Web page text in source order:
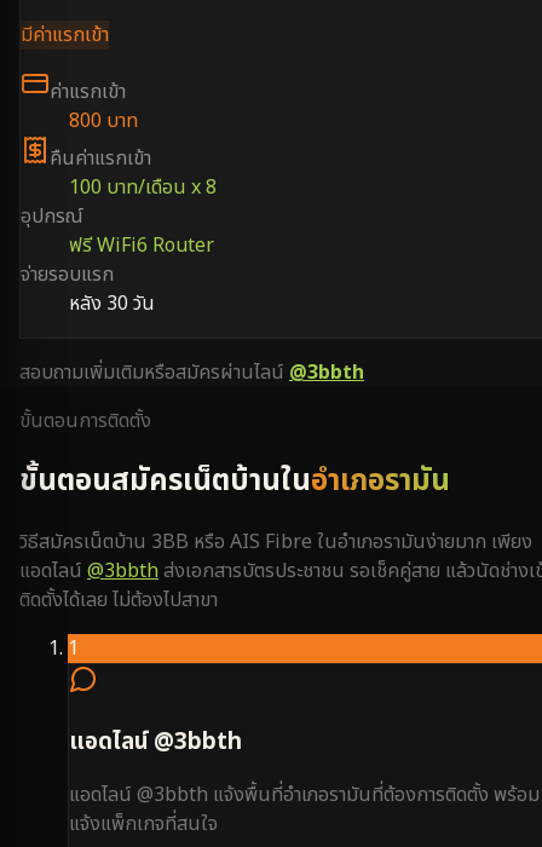
มีค่าแรกเข้า
ค่าแรกเข้า
800 บาท
คืนค่าแรกเข้า
100 บาท/เดือน x 8
อุปกรณ์
ฟรี WiFi6 Router
จ่ายรอบแรก
หลัง 30 วัน
สอบถามเพิ่มเติมหรือสมัครผ่านไลน์ @3bbth
ขั้นตอนการติดตั้ง
ขั้นตอนสมัครเน็ตบ้านในอำเภอรามัน
วิธีสมัครเน็ตบ้าน 3BB หรือ AIS Fibre ในอำเภอรามันง่ายมาก เพียง
แอดไลน์ @3bbthส่งเอกสารบัตรประชาชน รอเช็คคู่สาย แล้วนัดช่างเ
ติดตั้งได้เลย ไม่ต้องไปสาขา
1
แอดไลน์ @3bbth
แอดไลน์ @3bbth แจ้งพื้นที่อำเภอรามันที่ต้องการติดตั้ง พร้อม
แจ้งแพ็กเกจที่สนใจ